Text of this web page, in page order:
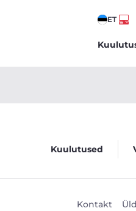
ET
Kuulutused
Kontakt